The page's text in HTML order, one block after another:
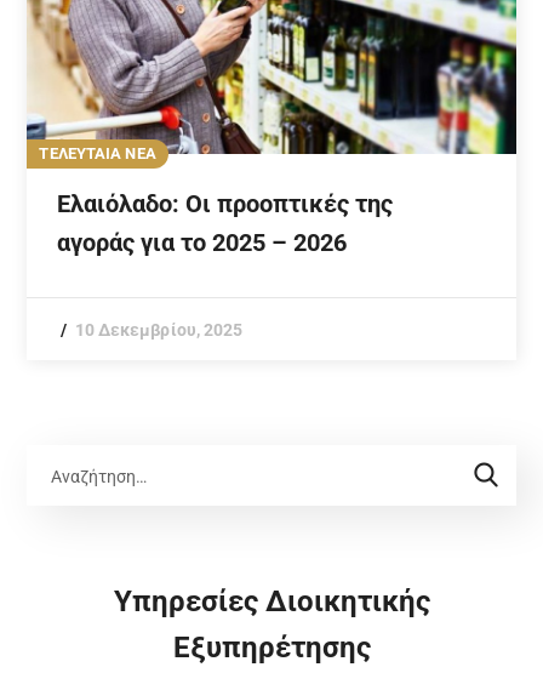
ΤΕΛΕΥΤΑΙΑ ΝΕΑ
Ελαιόλαδο: Οι προοπτικές της
αγοράς για το 2025 – 2026
10 Δεκεμβρίου, 2025
Υπηρεσίες Διοικητικής
Εξυπηρέτησης